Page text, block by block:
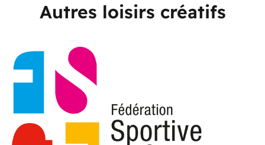
Autres loisirs créatifs